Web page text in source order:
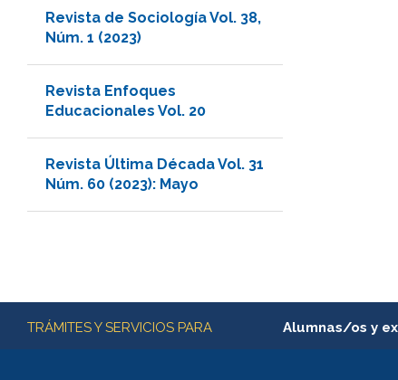
Revista de Sociología Vol. 38,
Núm. 1 (2023)
Revista Enfoques
Educacionales Vol. 20
Revista Última Década Vol. 31
Núm. 60 (2023): Mayo
Más información
TRÁMITES Y SERVICIOS PARA Alumnas/os y